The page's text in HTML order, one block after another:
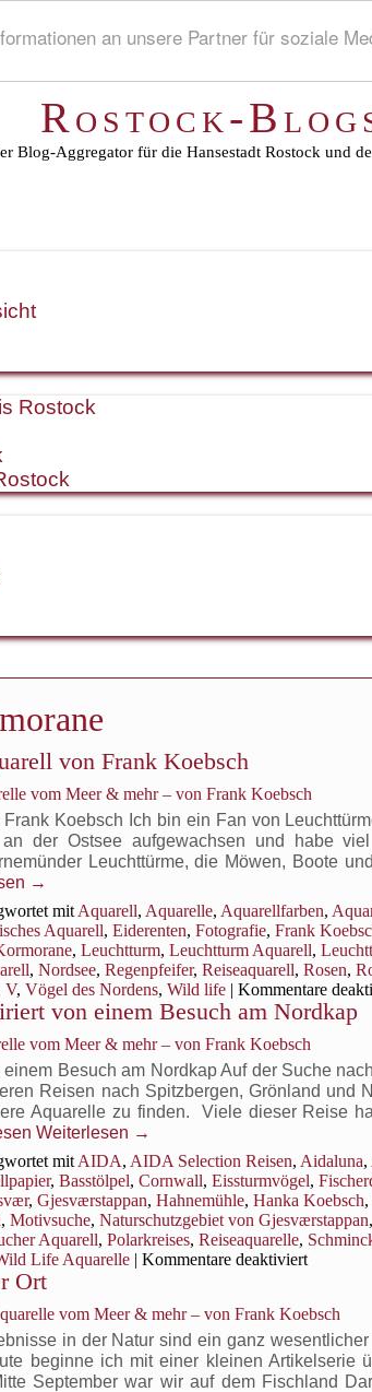
an unsere Partner für soziale
Rostock-
Blog-Aggregator für die Hansestadt Rostock und
Rostock
von Frank Koebsch
vom Meer & mehr – von Frank Koebsch
Koebsch Ich bin ein Fan von
der Ostsee aufgewachsen und habe
Leuchttürme, die Möwen, Boote
→
mit Aquarell, Aquarelle, Aquarellfarben,
Aquarell, Eiderenten, Fotografie, Frank
, Leuchtturm, Leuchtturm Aquarell,
, Nordsee, Regenpfeifer, Reiseaquarell, Rosen,
V, Vögel des Nordens, Wild life | Kommentare
von einem Besuch am Nordkap
vom Meer & mehr – von Frank Koebsch
Besuch am Nordkap Auf der Suche
Reisen nach Spitzbergen, Grönland und
Aquarelle zu finden. Viele dieser Reise
Weiterlesen →
mit AIDA, AIDA Selection Reisen, Aidaluna,
, Basstölpel, Cornwall, Eissturmvögel,
, Gjesværstappan, Hahnemühle, Hanka Koebsch,
, Motivsuche, Naturschutzgebiet von Gjesværstappan,
Aquarell, Polarkreises, Reiseaquarelle,
Life Aquarelle | Kommentare deaktiviertfür
Aquarell
–
inspiriert
von
Ort
vom Meer & mehr – von Frank Koebsch
in der Natur sind ein ganz
beginne ich mit einer kleinen Artikelserie
September war wir auf dem Fischland